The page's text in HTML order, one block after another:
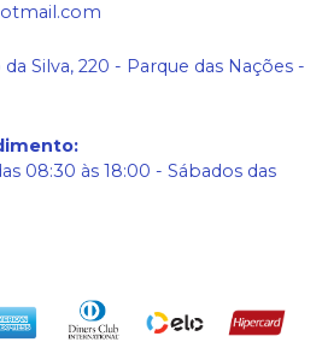
Silva, 220 - Parque das Nações -
:
08:30 às 18:00 - Sábados das